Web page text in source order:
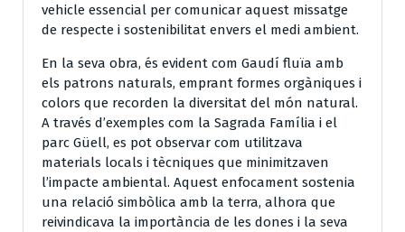
vehicle essencial per comunicar aquest missatge
de respecte i sostenibilitat envers el medi ambient.
En la seva obra, és evident com Gaudí fluïa amb
els patrons naturals, emprant formes orgàniques i
colors que recorden la diversitat del món natural.
A través d’exemples com la Sagrada Família i el
parc Güell, es pot observar com utilitzava
materials locals i tècniques que minimitzaven
l’impacte ambiental. Aquest enfocament sostenia
una relació simbòlica amb la terra, alhora que
reivindicava la importància de les dones i la seva